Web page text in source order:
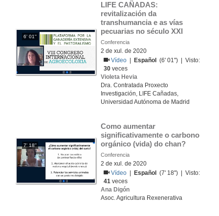
6' 01''
LIFE CAÑADAS:
revitalización da
transhumancia e as vías
pecuarias no século XXI
Conferencia
2 de xul. de 2020
Vídeo
Español
(6' 01'') | Visto:
30 veces
Violeta Hevia
Dra. Contratada Proxecto
Investigación, LIFE Cañadas,
Universidad Autónoma de Madrid
7' 18''
Como aumentar
significativamente o carbono
orgánico (vida) do chan?
Conferencia
2 de xul. de 2020
Vídeo
Español
(7' 18'') | Visto:
41 veces
Ana Digón
Asoc. Agricultura Rexenerativa